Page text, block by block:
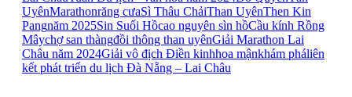
UyênMarathonrăng cưaSì Thâu ChảiThan UyênThen Kin
Pangnăm 2025Sin Suối Hồcao nguyên sìn hồCầu kính Rồng
Mâychợ san thàngđồi thông than uyênGiải Marathon Lai
Châu năm 2024Giải vô địch Điền kinhhoa mậnkhám pháliên
kết phát triển du lịch Đà Nẵng – Lai Châu